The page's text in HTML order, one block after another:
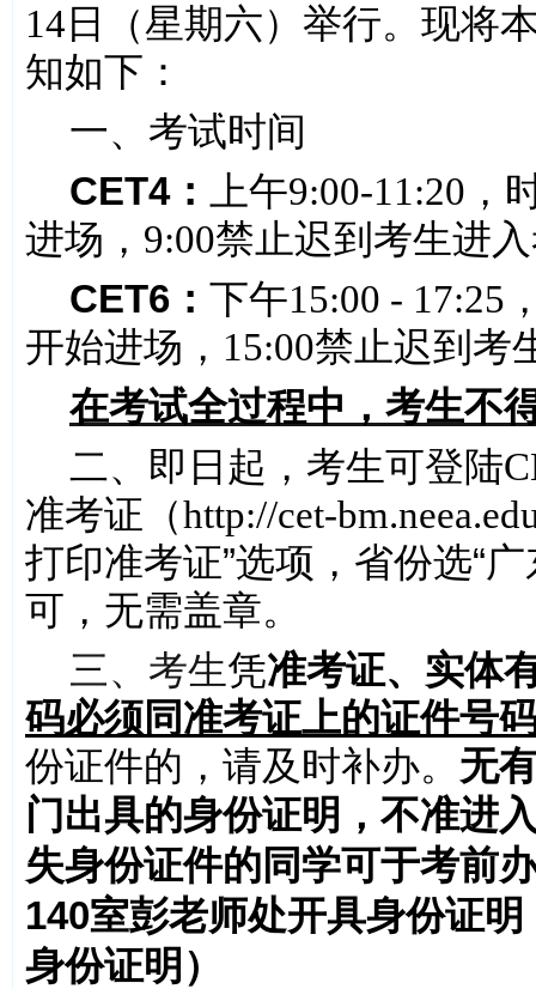
14 日（星期六）举行。现将
知如下：
一、考试时间
CET4： 上午9:00-11:20 ，
进场， 9:00禁止迟到考生进
CET6 ： 下午15:00 - 17:25
开始进场， 15:00禁止迟到考
在考试全过程中，考生不
二、即日起，考生可登陆
准考证（http://cet-
打印准考证”选项，省份选“
可，无需盖章。
三、考生凭准考证、实体
码必须同准考证上的证件号
份证件的，请及时补办。 无
门出具的身份证明，不准进
失身份证件的同学可于考前
140室彭老师处开具身份证明
身份证明）